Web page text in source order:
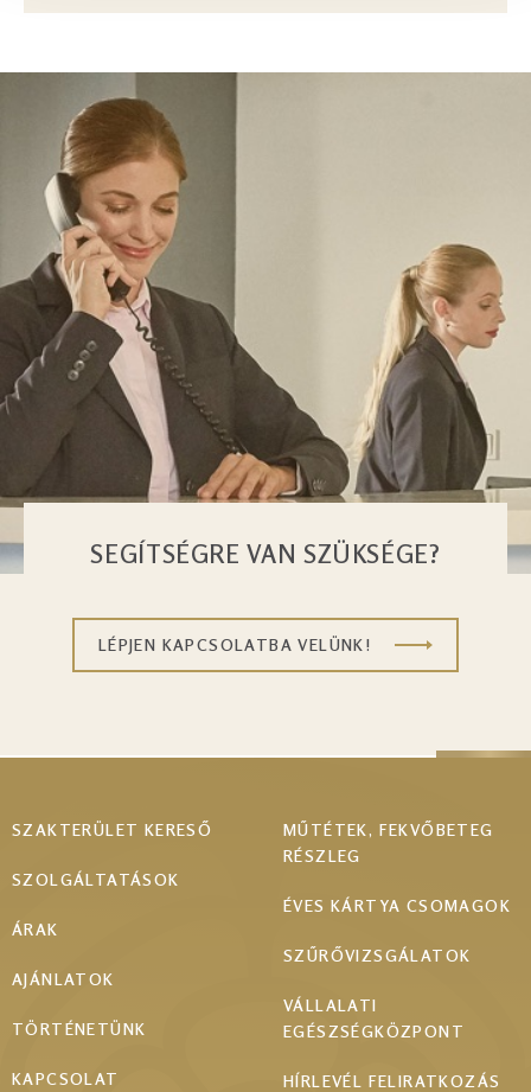
SEGÍTSÉGRE VAN SZÜKSÉGE?
LÉPJEN KAPCSOLATBA VELÜNK!
Footer
SZAKTERÜLET KERESŐ
SZOLGÁLTATÁSOK
ÁRAK
AJÁNLATOK
TÖRTÉNETÜNK
KAPCSOLAT
MŰTÉTEK, FEKVŐBETEG
RÉSZLEG
ÉVES KÁRTYA CSOMAGOK
SZŰRŐVIZSGÁLATOK
VÁLLALATI
EGÉSZSÉGKÖZPONT
HÍRLEVÉL FELIRATKOZÁS